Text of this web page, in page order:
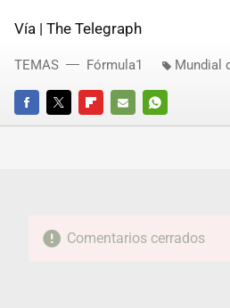
Vía | The Telegraph
FACEBOOKTWITTERFLIPBOARD
E-
WHATSAPP
TEMAS Fórmula1 Mundial
Comentarios cerrados